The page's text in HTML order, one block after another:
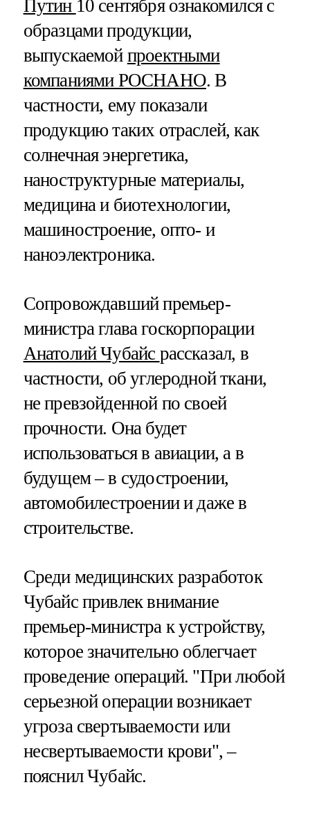
Путин 10 сентября ознакомился с
образцами продукции,
выпускаемой проектными
компаниями РОСНАНО. В
частности, ему показали
продукцию таких отраслей, как
солнечная энергетика,
наноструктурные материалы,
медицина и биотехнологии,
машиностроение, опто- и
наноэлектроника.
Сопровождавший премьер-
министра глава госкорпорации
Анатолий Чубайс рассказал, в
частности, об углеродной ткани,
не превзойденной по своей
прочности. Она будет
использоваться в авиации, а в
будущем – в судостроении,
автомобилестроении и даже в
строительстве.
Среди медицинских разработок
Чубайс привлек внимание
премьер-министра к устройству,
которое значительно облегчает
проведение операций. "При любой
серьезной операции возникает
угроза свертываемости или
несвертываемости крови", –
пояснил Чубайс.